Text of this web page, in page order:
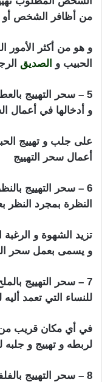
من أظافر الشخص أو
و هو من أكثر الأمور
الحبيب و الصديق
5 – سحر التهييج
و أدخالها في أعمال
على جلب و تهييج
أعمال سحر التهييج
6 – سحر التهييج
النظرة بمجرد
تزيد الشهوة و
و يسمى بعمل سحر
7 – سحر التهييج
للنساء التي تعمد
في أي مكان قريب
لربطه و تهييج و جلبه
8 – سحر التهييج